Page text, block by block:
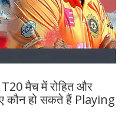
मैच में रोहित और
कौन हो सकते हैं Playing